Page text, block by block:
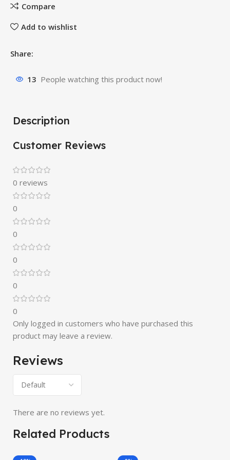
Compare
Add to wishlist
Share:
13 People watching this product now!
Description
Customer Reviews
0 reviews
0
0
0
0
0
Reviews
There are no reviews yet.
Only logged in customers who have purchased this
product may leave a review.
Related Products